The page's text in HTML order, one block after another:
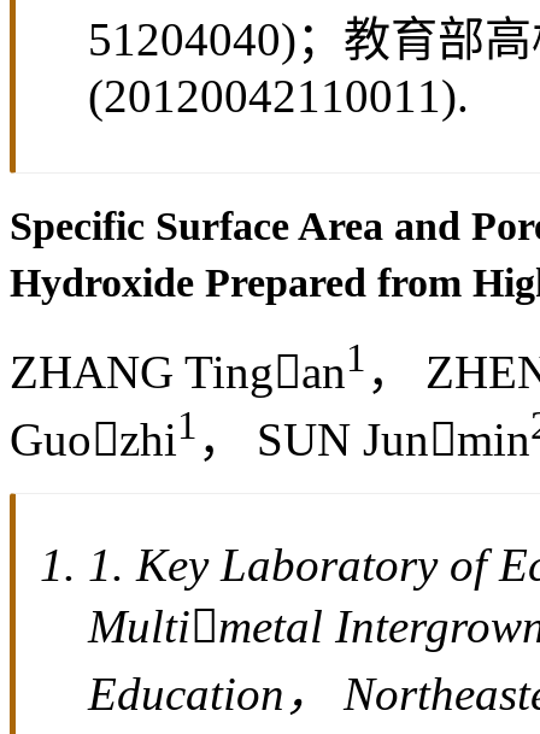
51204040)；教育部
(20120042110011).
Specific Surface Area and
Hydroxide Prepared from
ZHANG Tingan1 ，
Guozhi1 ， SUN Junmin
1. Key Laboratory of
Multimetal
Education，